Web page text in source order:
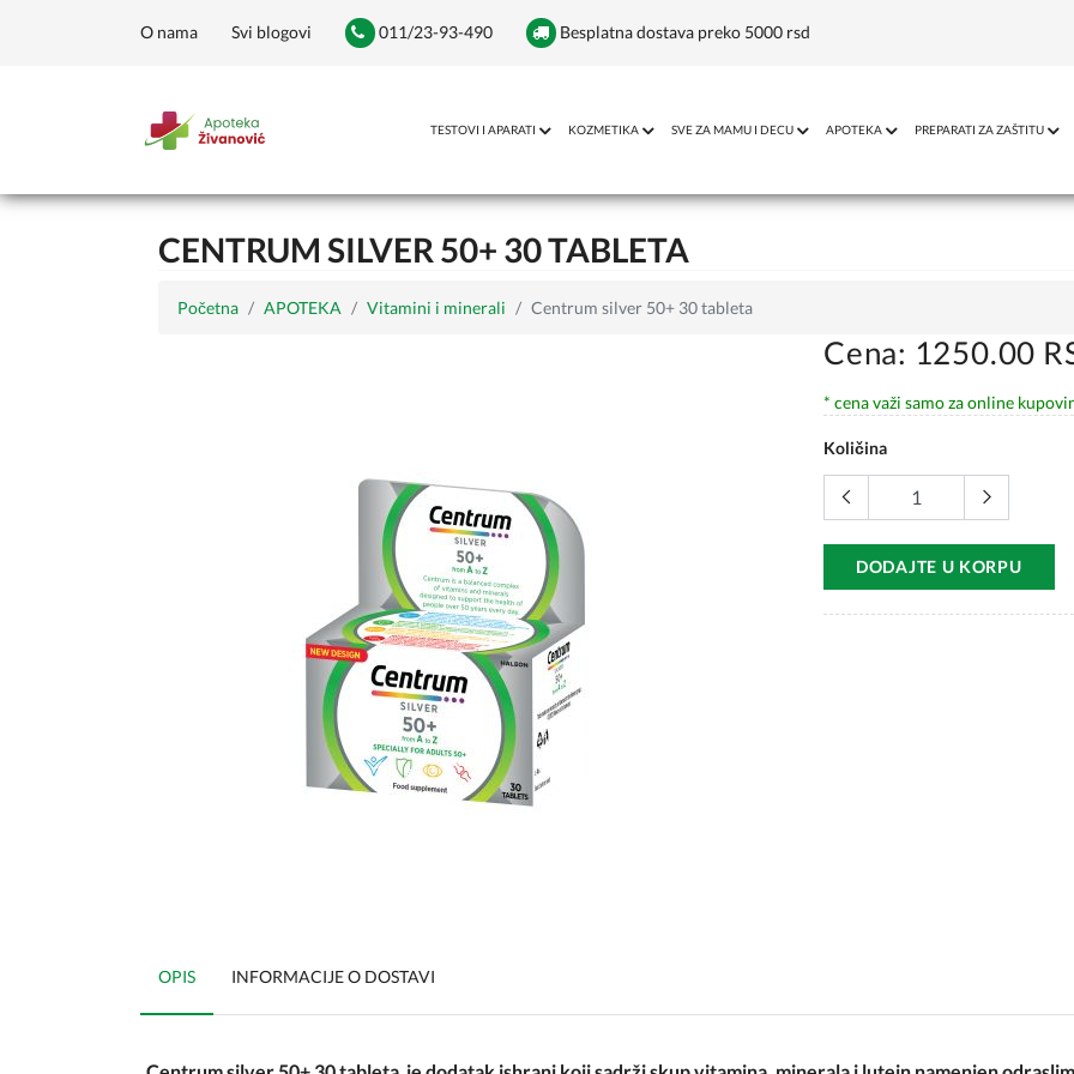
O nama Svi blogovi 011/23-93-490 Besplatna dostava preko 5000 rsd
TESTOVI I APARATI KOZMETIKA SVE ZA MAMU I DECU APOTEKA PREPARATI ZA ZAŠTITU
CENTRUM SILVER 50+ 30 TABLETA
Početna APOTEKA Vitamini i minerali Centrum silver 50+ 30 tableta
Cena: 1250.00
* cena važi samo za online
Količina
DODAJTE U KORPU
OPIS INFORMACIJE O DOSTAVI